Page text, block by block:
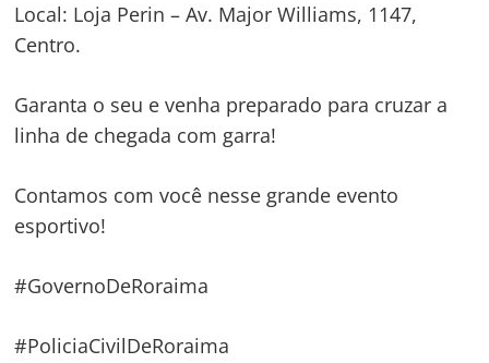
Local: Loja Perin – Av. Major Williams, 1147,
Centro.
Garanta o seu e venha preparado para cruzar a
linha de chegada com garra!
Contamos com você nesse grande evento
esportivo!
#GovernoDeRoraima
#PoliciaCivilDeRoraima